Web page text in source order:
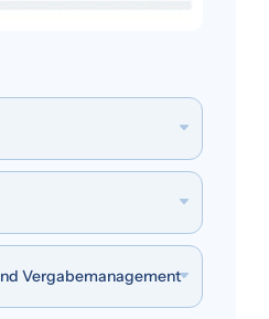
Vergabemanagement